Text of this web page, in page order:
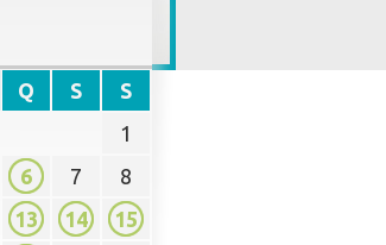
Q S
S
1
6 7
8
13 14
15